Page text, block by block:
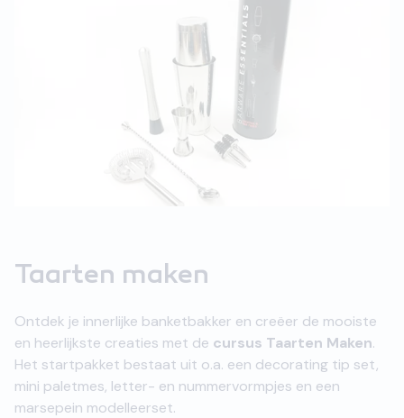
Taarten maken
Ontdek je innerlijke banketbakker en creëer de mooiste
en heerlijkste creaties met de cursus Taarten Maken.
Het startpakket bestaat uit o.a. een decorating tip set,
mini paletmes, letter- en nummervormpjes en een
marsepein modelleerset.